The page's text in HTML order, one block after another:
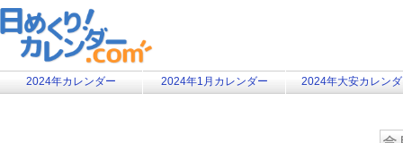
2024年カレンダー 2024年1月カレンダー 2024年大安カレン